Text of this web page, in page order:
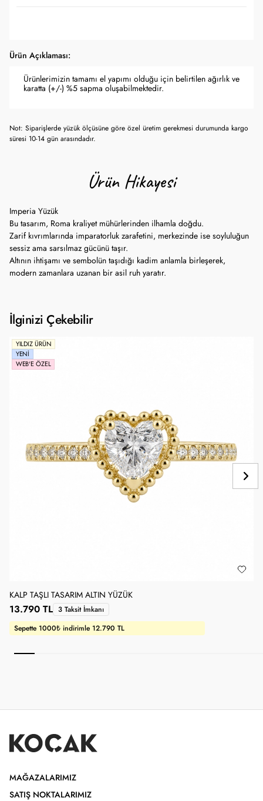
Ürün Açıklaması:
Ürünlerimizin tamamı el yapımı olduğu için belirtilen ağırlık ve
karatta (+/-) %5 sapma oluşabilmektedir.
Not: Siparişlerde yüzük ölçüsüne göre özel üretim gerekmesi durumunda kargo
süresi 10-14 gün arasındadır.
Ürün Hikayesi
Imperia Yüzük
Bu tasarım, Roma kraliyet mühürlerinden ilhamla doğdu.
Zarif kıvrımlarında imparatorluk zarafetini, merkezinde ise soyluluğun
sessiz ama sarsılmaz gücünü taşır.
Altının ihtişamı ve sembolün taşıdığı kadim anlamla birleşerek,
modern zamanlara uzanan bir asil ruh yaratır.
İlginizi Çekebilir
YILDIZ ÜRÜN
YENI
WEB'E ÖZEL
KALP TAŞLI TASARIM ALTIN YÜZÜK
Sepette 1000₺ indirimle 12.790 TL
13.790 TL 3 Taksit İmkanı
MAĞAZALARIMIZ
SATIŞ NOKTALARIMIZ